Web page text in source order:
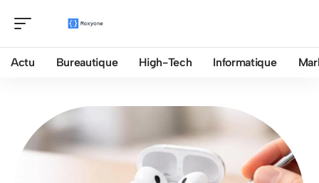
Actu Bureautique High-Tech Informatique